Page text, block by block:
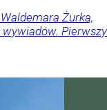
Żurka,
wywiadów. Pierwszy